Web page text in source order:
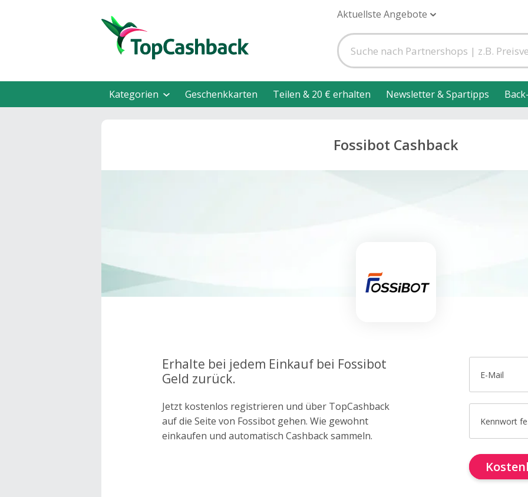
Aktuellste Angebote
Kategorien Geschenkkarten Teilen & 20 € erhalten Newsletter & Spartipps
Fossibot Cashback
Erhalte bei jedem Einkauf bei Fossibot
Geld zurück.
Jetzt kostenlos registrieren und über TopCashback
auf die Seite von Fossibot gehen. Wie gewohnt
einkaufen und automatisch Cashback sammeln.
E-Mail
Kennwort